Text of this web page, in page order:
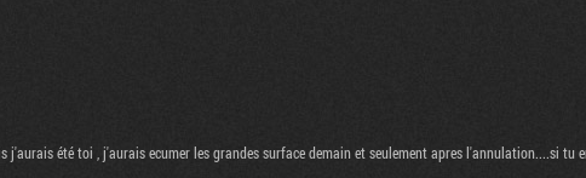
j'aurais été toi , j'aurais ecumer les grandes surface demain et seulement apres l'annulation....si tu